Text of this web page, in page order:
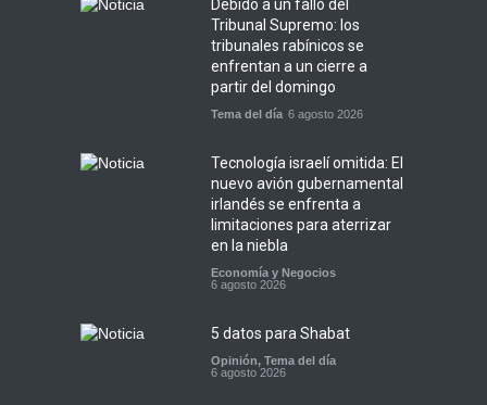
Debido a un fallo del
Tribunal Supremo: los
tribunales rabínicos se
enfrentan a un cierre a
partir del domingo
Tema del día 6 agosto 2026
Tecnología israelí omitida: El
nuevo avión gubernamental
irlandés se enfrenta a
limitaciones para aterrizar
en la niebla
Economía y Negocios
6 agosto 2026
5 datos para Shabat
Opinión, Tema del día
6 agosto 2026